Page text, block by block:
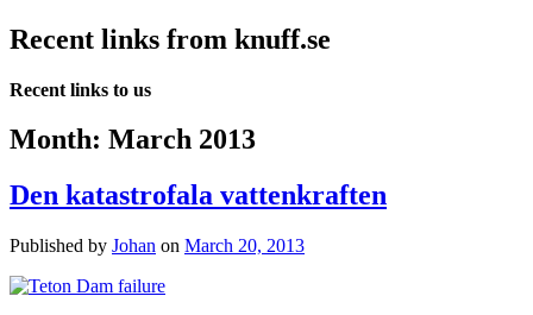
Recent links from knuff.se
Recent links to us
Month: March 2013
Den katastrofala vattenkraften
Published by Johan on March 20, 2013